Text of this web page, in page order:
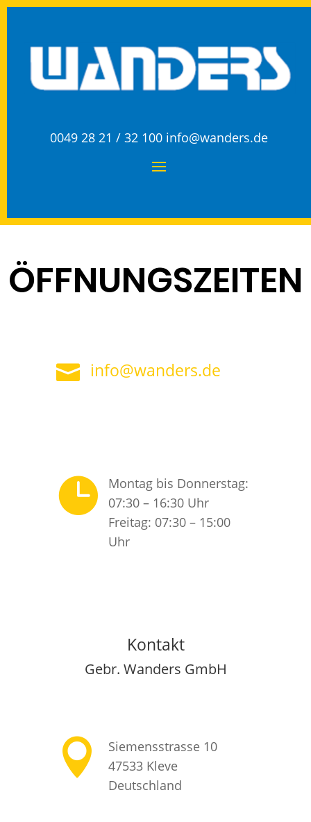
0049 28 21 / 32 100 info@wanders.de
ÖFFNUNGSZEITEN
 info@wanders.de

Montag bis Donnerstag:
07:30 – 16:30 Uhr
Freitag: 07:30 – 15:00
Uhr
Kontakt
Gebr. Wanders GmbH

Siemensstrasse 10
47533 Kleve
Deutschland